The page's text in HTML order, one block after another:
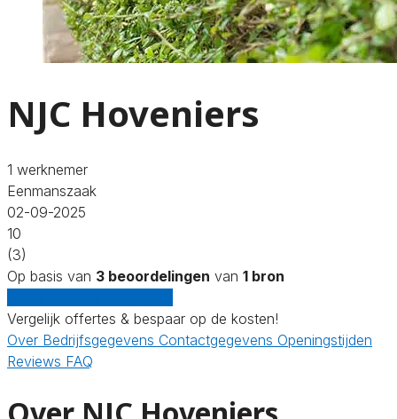
NJC Hoveniers
1 werknemer
Eenmanszaak
02-09-2025
10
(3)
Op basis van 3 beoordelingen van 1 bron
Vergelijk offertes & bespaar op de kosten!
Over Bedrijfsgegevens Contactgegevens Openingstijden
Reviews FAQ